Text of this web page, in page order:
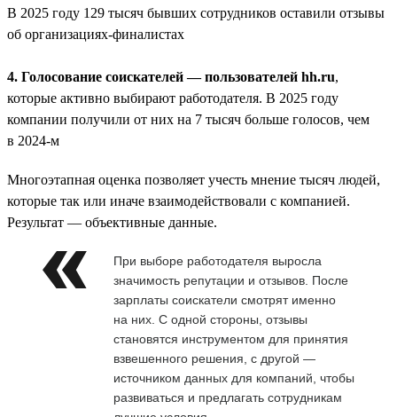
В 2025 году 129 тысяч бывших сотрудников оставили отзывы
об организациях-финалистах
4. Голосование соискателей — пользователей hh.ru,
которые активно выбирают работодателя. В 2025 году
компании получили от них на 7 тысяч больше голосов, чем
в 2024-м
Многоэтапная оценка позволяет учесть мнение тысяч людей,
которые так или иначе взаимодействовали с компанией.
Результат — объективные данные.
При выборе работодателя выросла
значимость репутации и отзывов. После
зарплаты соискатели смотрят именно
на них. С одной стороны, отзывы
становятся инструментом для принятия
взвешенного решения, с другой —
источником данных для компаний, чтобы
развиваться и предлагать сотрудникам